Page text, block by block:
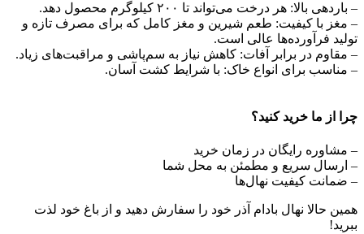
– باردهی بالا: هر درخت می‌تواند تا ۲۰۰ کیلوگرم محصول دهد.
– مغز با کیفیت: طعم شیرین و مغز کامل که برای مصرف تازه و
تولید فرآورده‌ها عالی است.
– مقاوم در برابر آفات: کاهش نیاز به سم‌پاشی و مراقبت‌های زیاد.
– مناسب برای انواع خاک: با شرایط کشت آسان.
چرا از ما خرید کنید؟
– مشاوره رایگان در زمان خرید
– ارسال سریع و مطمئن به محل شما
– ضمانت کیفیت نهال‌ها
همین حالا نهال بادام آذر خود را سفارش دهید و از باغ خود لذت
ببرید!